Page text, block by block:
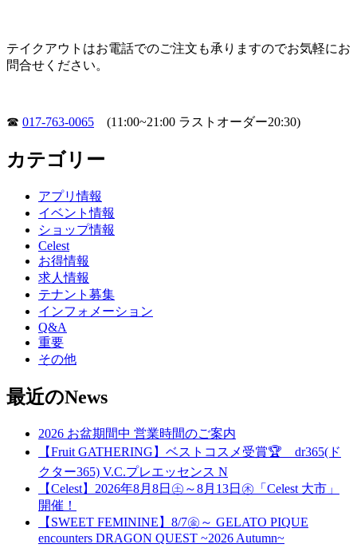
テイクアウトはお電話でのご注文も承りますのでお気軽にお
問合せください。
☎ 017-763-0065 (11:00~21:00 ラストオーダー20:30)
カテゴリー
アプリ情報
イベント情報
ショップ情報
Celest
お得情報
求人情報
テナント募集
インフォメーション
Q&A
重要
その他
最近のNews
2026 お盆期間中 営業時間のご案内
【Fruit GATHERING】ベストコスメ受賞🏆 dr365(ド
クター365) V.C.プレエッセンス N
【Celest】2026年8月8日㊏～8月13日㊍「Celest 大市」
開催！
【SWEET FEMININE】8/7㊎～ GELATO PIQUE
encounters DRAGON QUEST ~2026 Autumn~